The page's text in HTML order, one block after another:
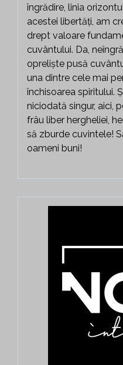
îngrădire, linia
acestei libertăți, am
drept valoare
cuvântului. Da,
opreliște pusă
una dintre cele mai
închisoarea spiritului.
niciodată singur, aici,
frâu liber hergheliei,
să zburde cuvintele!
oameni buni!